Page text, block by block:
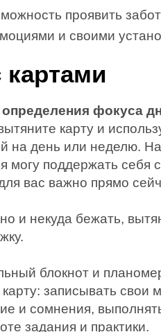
проявить
и своими
картами
фокуса
карту и
на день или неделю.
могу поддержать себя
вас важно прямо
и некуда бежать,
блокнот и
записывать свои
и сомнения,
задания и практики.